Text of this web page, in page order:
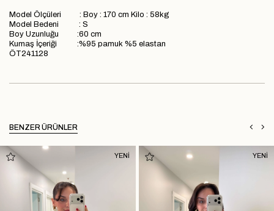
Model Ölçüleri : Boy : 170 cm Kilo : 58kg
Model Bedeni : S
Boy Uzunluğu :60 cm
Kumaş İçeriği :%95 pamuk %5 elastan
ÖT241128
BENZER ÜRÜNLER
YENİ YENİ